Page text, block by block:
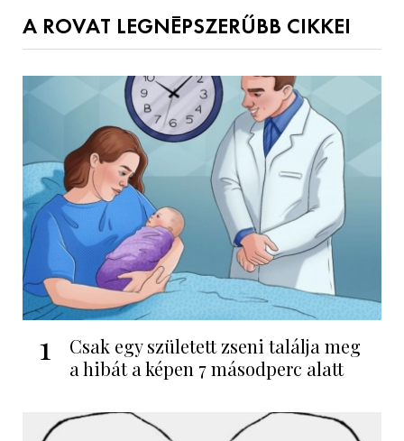
A ROVAT LEGNÉPSZERŰBB CIKKEI
1
Csak egy született zseni találja meg
a hibát a képen 7 másodperc alatt